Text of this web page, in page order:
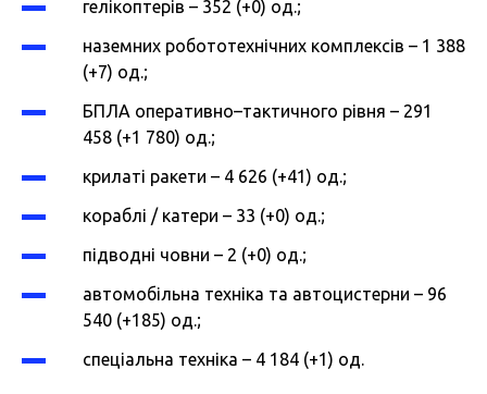
гелікоптерів – 352 (+0) од.;
наземних робототехнічних комплексів – 1 388
(+7) од.;
БПЛА оперативно–тактичного рівня – 291
458 (+1 780) од.;
крилаті ракети – 4 626 (+41) од.;
кораблі / катери – 33 (+0) од.;
підводні човни – 2 (+0) од.;
автомобільна техніка та автоцистерни – 96
540 (+185) од.;
спеціальна техніка – 4 184 (+1) од.